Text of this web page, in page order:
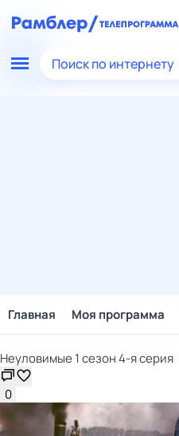
Поиск по интернету
Главная Моя программа
Неуловимые 1 сезон 4-я серия
0